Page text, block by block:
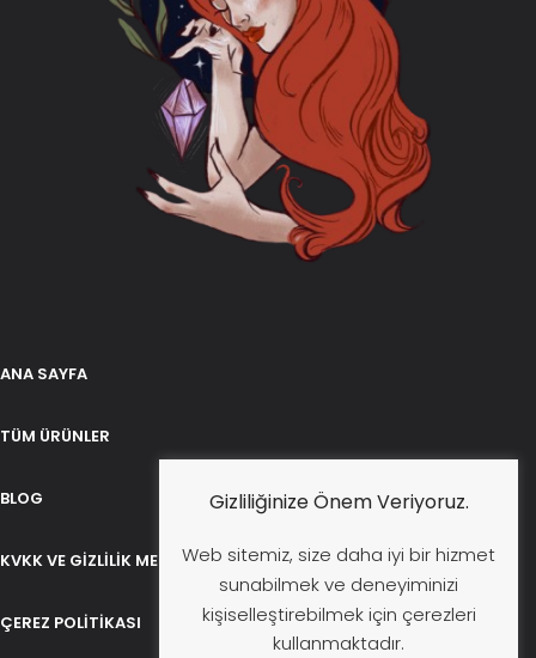
ANA SAYFA
TÜM ÜRÜNLER
BLOG
KVKK VE GIZLILIK METNI
ÇEREZ POLITIKASI
Gizliliğinize Önem Veriyoruz.
Web sitemiz, size daha iyi bir hizmet
sunabilmek ve deneyiminizi
kişiselleştirebilmek için çerezleri
kullanmaktadır.